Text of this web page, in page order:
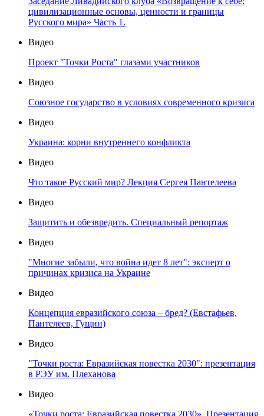
цивилизационные основы, ценности и границы
Русского мира» Часть 1.
Видео
Проект "Точки Роста" глазами участников
Видео
Союзное государство в условиях современного кризиса
Видео
Украина: корни внутреннего конфликта
Видео
Что такое Русский мир? Лекция Сергея Пантелеева
Видео
Защитить и обезвредить. Специальный репортаж
Видео
"Многие забыли, что война идет 8 лет": эксперт о
причинах кризиса на Украине
Видео
Концепция евразийского союза – бред? (Евстафьев,
Пантелеев, Гущин)
Видео
"Точки роста: Евразийская повестка 2030": презентация
в РЭУ им. Плеханова
Видео